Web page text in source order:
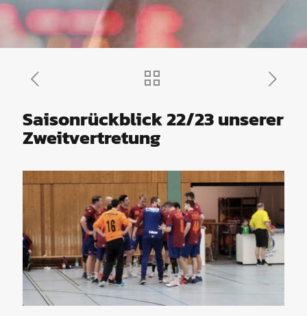
Saisonrückblick 22/23 unserer
Zweitvertretung